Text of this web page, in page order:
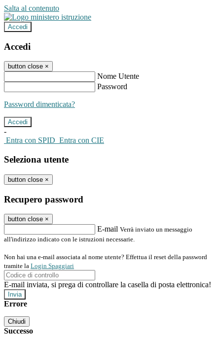
Salta al contenuto
Accedi
Accedi
button close ×
Nome Utente
Password
Password dimenticata?
-
Entra con SPID Entra con CIE
Seleziona utente
button close ×
Recupero password
button close ×
E-mail Verrà inviato un messaggio
all'indirizzo indicato con le istruzioni necessarie.
Non hai una e-mail associata al nome utente? Effettua il reset della password
tramite la Login Spaggiari
E-mail inviata, si prega di controllare la casella di posta elettronica!
Errore
Chiudi
Successo